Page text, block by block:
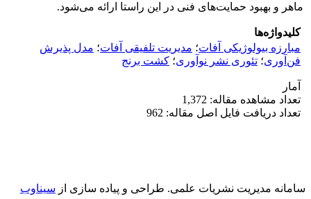
ماهر و بهبود حمایت‌های فنی در این راستا ارائه می‌شود.
کلیدواژه‌ها
مبارزه بیولوژیکی آفات؛ مدیریت تلفیقی آفات؛ مدل پذیرش
فن‌آوری؛ تئوری نشر نوآوری؛ کشت برنج
آمار
تعداد مشاهده مقاله: 1,372
تعداد دریافت فایل اصل مقاله: 962
سامانه مدیریت نشریات علمی. طراحی و پیاده سازی از سیناوب